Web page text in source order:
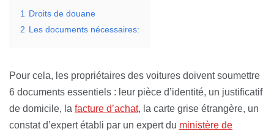
1
Droits de douane
2 Les documents nécessaires:
Pour cela, les propriétaires des voitures doivent soumettre
6 documents essentiels : leur pièce d’identité, un justificatif
de domicile, la facture d’achat, la carte grise étrangère, un
constat d’expert établi par un expert du ministère de